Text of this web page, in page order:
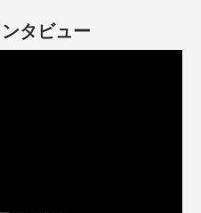
タビュー